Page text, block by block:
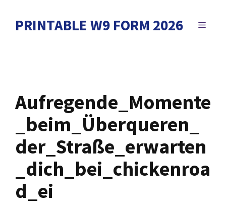
PRINTABLE W9 FORM 2026 MENU
Aufregende_Momente
_beim_Überqueren_
der_Straße_erwarten
_dich_bei_chickenroa
d_ei